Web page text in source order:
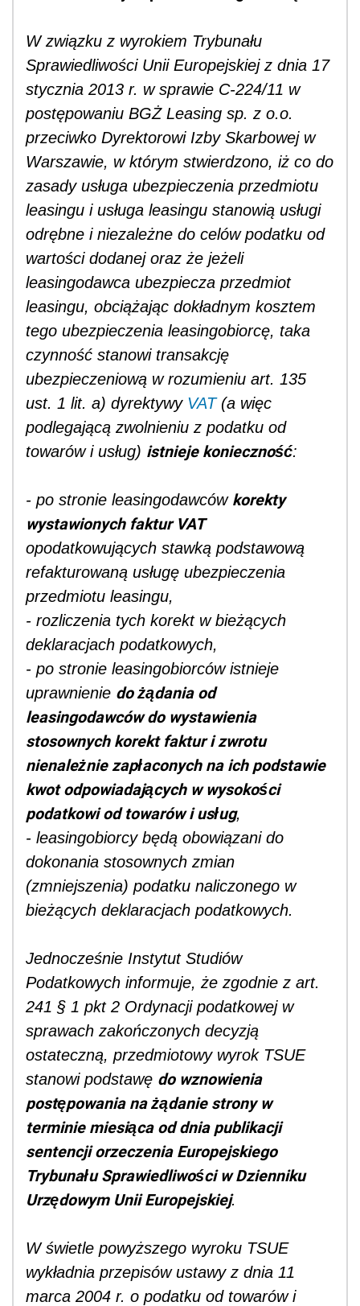
W związku z wyrokiem Trybunału
Sprawiedliwości Unii Europejskiej z dnia 17
stycznia 2013 r. w sprawie C-224/11 w
postępowaniu BGŻ Leasing sp. z o.o.
przeciwko Dyrektorowi Izby Skarbowej w
Warszawie, w którym stwierdzono, iż co do
zasady usługa ubezpieczenia przedmiotu
leasingu i usługa leasingu stanowią usługi
odrębne i niezależne do celów podatku od
wartości dodanej oraz że jeżeli
leasingodawca ubezpiecza przedmiot
leasingu, obciążając dokładnym kosztem
tego ubezpieczenia leasingobiorcę, taka
czynność stanowi transakcję
ubezpieczeniową w rozumieniu art. 135
ust. 1 lit. a) dyrektywy VAT(a więc
podlegającą zwolnieniu z podatku od
towarów i usług) istnieje konieczność:
- po stronie leasingodawców korekty
wystawionych faktur VAT
opodatkowujących stawką podstawową
refakturowaną usługę ubezpieczenia
przedmiotu leasingu,
- rozliczenia tych korekt w bieżących
deklaracjach podatkowych,
- po stronie leasingobiorców istnieje
uprawnienie do żądania od
leasingodawców do wystawienia
stosownych korekt faktur i zwrotu
nienależnie zapłaconych na ich podstawie
kwot odpowiadających w wysokości
podatkowi od towarów i usług,
- leasingobiorcy będą obowiązani do
dokonania stosownych zmian
(zmniejszenia) podatku naliczonego w
bieżących deklaracjach podatkowych.
Jednocześnie Instytut Studiów
Podatkowych informuje, że zgodnie z art.
241 § 1 pkt 2 Ordynacji podatkowej w
sprawach zakończonych decyzją
ostateczną, przedmiotowy wyrok TSUE
stanowi podstawę do wznowienia
postępowania na żądanie strony w
terminie miesiąca od dnia publikacji
sentencji orzeczenia Europejskiego
Trybunału Sprawiedliwości w Dzienniku
Urzędowym Unii Europejskiej.
W świetle powyższego wyroku TSUE
wykładnia przepisów ustawy z dnia 11
marca 2004 r. o podatku od towarów i